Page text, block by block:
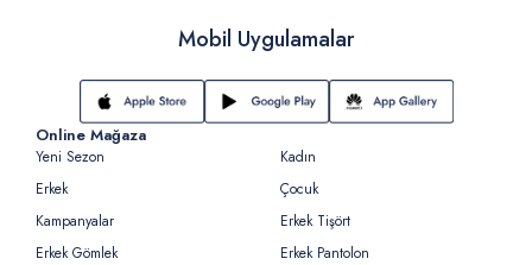
Mobil Uygulamalar
Online Mağaza
Yeni Sezon
Kadın
Erkek
Çocuk
Kampanyalar
Erkek Tişört
Erkek Gömlek
Erkek Pantolon